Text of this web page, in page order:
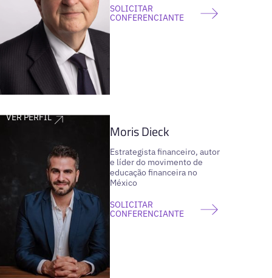
SOLICITAR
CONFERENCIANTE
VER PERFIL
Moris Dieck
Estrategista financeiro, autor
e líder do movimento de
educação financeira no
México
SOLICITAR
CONFERENCIANTE